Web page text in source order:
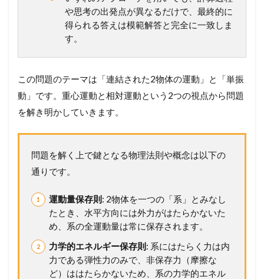
り
読
み
解
う
2.2
【
問
解
】
考
方
か
ら
計
プ
ロ
セ
や思考の出発点が異なるだけで、最終的に
得られる答えは模範解答と完全に一致しま
す。
この問題のテーマは「連結された2物体の運動」と「単振
動」です。重心運動と相対運動という2つの視点から問題
を解き明かしていきます。
問題を解く上で鍵となる物理法則や概念は以下の
通りです。
運動量保存則: 2物体を一つの「系」とみなし
たとき、水平方向には外力がはたらかないた
め、系の全運動量は常に保存されます。
力学的エネルギー保存則: 系にはたらく力は内
力である弾性力のみで、非保存力（摩擦な
ど）ははたらかないため、系の力学的エネル